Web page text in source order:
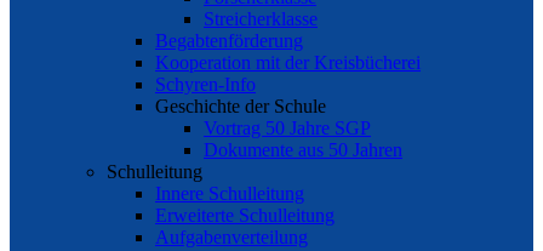
Streicherklasse
Begabtenförderung
Kooperation mit der Kreisbücherei
Schyren-Info
Geschichte der Schule
Vortrag 50 Jahre SGP
Dokumente aus 50 Jahren
Schulleitung
Innere Schulleitung
Erweiterte Schulleitung
Aufgabenverteilung